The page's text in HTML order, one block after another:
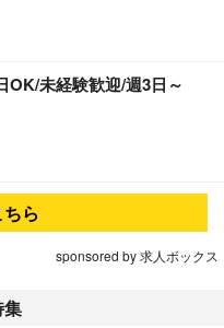
OK/未経験歓迎/週3日～
ら
sponsored by 求人ボックス
集